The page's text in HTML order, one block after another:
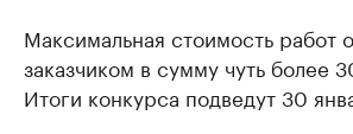
Максимальная стоимость работ
заказчиком в сумму чуть более
Итоги конкурса подведут 30